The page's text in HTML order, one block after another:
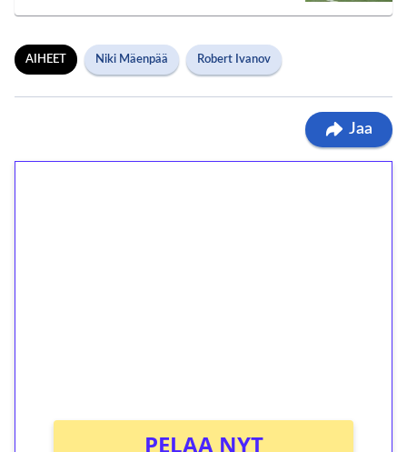
AIHEET Niki Mäenpää Robert Ivanov
Jaa
PELAA NYT